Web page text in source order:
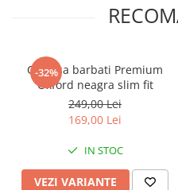
-32%
Camasa barbati Premium
Oxford neagra slim fit
249,00 Lei
169,00 Lei
IN STOC
VEZI VARIANTE